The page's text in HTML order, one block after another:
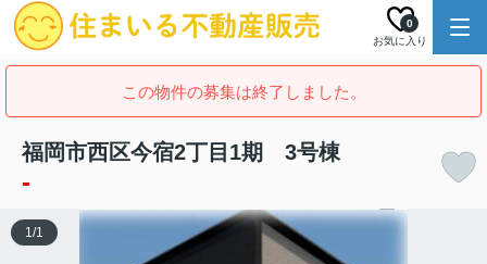
お気に入り
0
この物件の募集は終了しました。
福岡市西区今宿2丁目1期 3号棟
-
1/1